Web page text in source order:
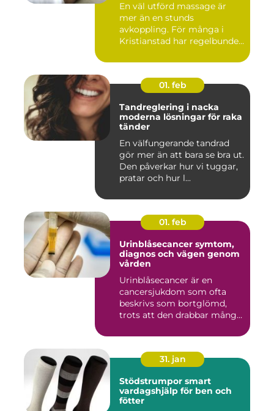
En väl utförd massage är
mer än en stunds
avkoppling. För många i
Kristianstad har regelbunden
01. feb
Tandreglering i nacka
moderna lösningar för raka
tänder
En välfungerande tandrad
gör mer än att bara se bra ut.
Den påverkar hur vi tuggar,
pratar och hur l...
01. feb
Urinblåsecancer symtom,
diagnos och vägen genom
vården
Urinblåsecancer är en
cancersjukdom som ofta
beskrivs som bortglömd,
trots att den drabbar många
31. jan
Stödstrumpor smart
vardagshjälp för ben och
fötter